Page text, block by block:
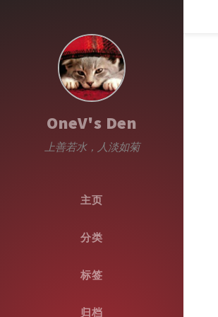
OneV's Den
上善若水，人淡如菊
主页
分类
标签
归档